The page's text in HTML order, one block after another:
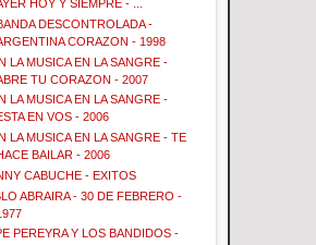
HOY Y SIEMPRE - ...
DESCONTROLADA -
CORAZON - 1998
LA MUSICA EN LA SANGRE -
TU CORAZON - 2007
LA MUSICA EN LA SANGRE -
EN VOS - 2006
LA MUSICA EN LA SANGRE - TE
BAILAR - 2006
CABUCHE - EXITOS
ABRAIRA - 30 DE FEBRERO -
PEREYRA Y LOS BANDIDOS -